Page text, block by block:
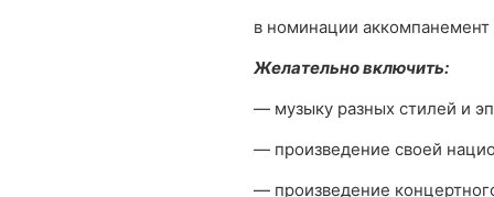
в номинации
Желательно включить:
— музыку разных стилей и
— произведение своей
— произведение